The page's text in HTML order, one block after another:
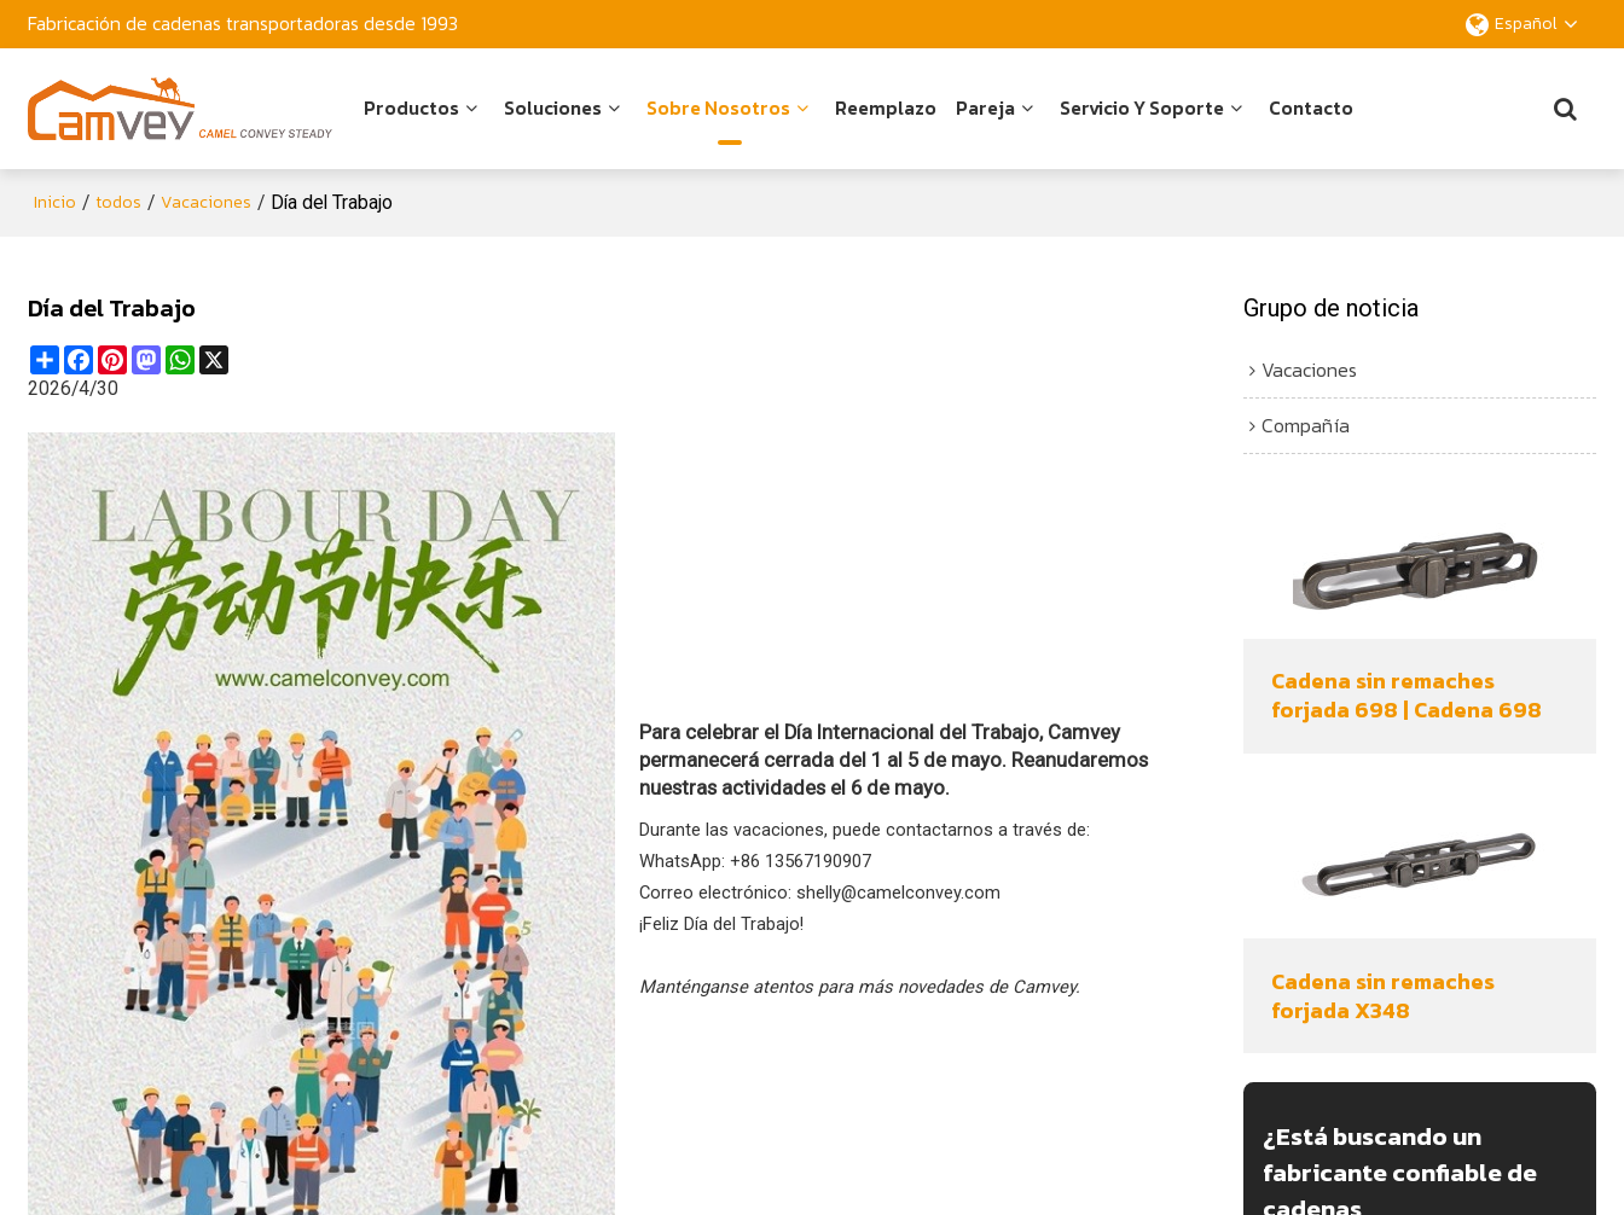
Fabricación de cadenas transportadoras desde 1993 Español
Productos Soluciones Sobre Nosotros Reemplazo Pareja Servicio Y Soporte Contacto
Inicio / todos / Vacaciones / Día del Trabajo
Día del Trabajo
ShareFacebook
Pinterest
MastodonWhatsApp
2026/4/30
Para celebrar el Día Internacional del Trabajo, Camvey
permanecerá cerrada del 1 al 5 de mayo. Reanudaremos
nuestras actividades el 6 de mayo.
Durante las vacaciones, puede contactarnos a través de:
WhatsApp: +86 13567190907
Correo electrónico: shelly@camelconvey.com
¡Feliz Día del Trabajo!
Manténganse atentos para más novedades de Camvey.
Grupo de noticia
Vacaciones
Compañía
Cadena sin remaches
forjada 698 | Cadena 698
Cadena sin remaches
forjada X348
¿Está buscando un
fabricante confiable de